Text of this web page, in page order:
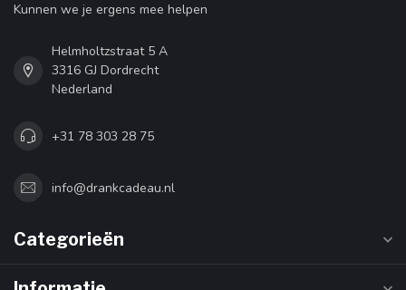
Kunnen we je ergens mee helpen
Helmholtzstraat 5 A
3316 GJ Dordrecht
Nederland
+31 78 303 28 75
info@drankcadeau.nl
Categorieën